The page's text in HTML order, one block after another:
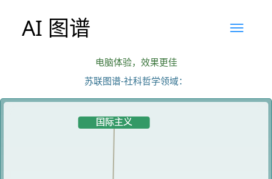
AI 图谱
电脑体验，效果更佳
苏联图谱-社科哲学领域：